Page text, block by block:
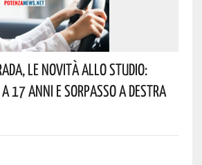
Le Novità Allo Studio:
17 Anni E Sorpasso A Destra